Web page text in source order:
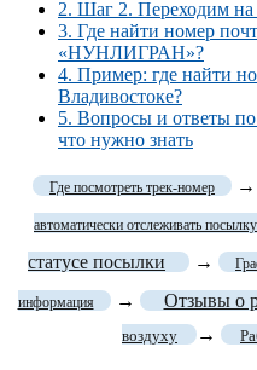
2. Шаг 2. Переходим
3. Где найти номер
«НУНЛИГРАН»?
4. Пример: где найти
Владивостоке?
5. Вопросы и ответы
что нужно знать
Где посмотреть трек-номер →
автоматически отслеживать посылку
статусе посылки
→
информация → Отзывы о
воздуху
→